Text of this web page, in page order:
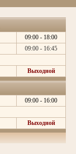
09:00 - 18:00
09:00 - 16:45
Выходной
09:00 - 16:00
Выходной